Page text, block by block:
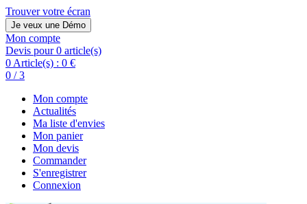
Trouver votre écran
Je veux une Démo
Mon compte
Devis pour 0 article(s)
0 Article(s) : 0 €
0 / 3
Mon compte
Actualités
Ma liste d'envies
Mon panier
Mon devis
Commander
S'enregistrer
Connexion